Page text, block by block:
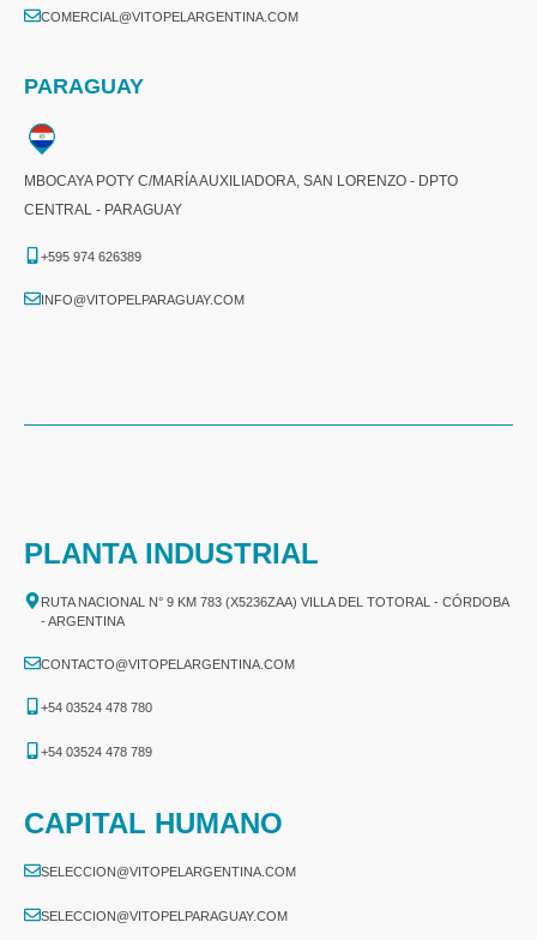
COMERCIAL@VITOPELARGENTINA.COM​
PARAGUAY
MBOCAYA POTY C/MARÍA AUXILIADORA, SAN LORENZO - DPTO
CENTRAL - PARAGUAY
+595 974 626389
INFO@VITOPELPARAGUAY.COM
PLANTA INDUSTRIAL
RUTA NACIONAL N° 9 KM 783 (X5236ZAA) VILLA DEL TOTORAL - CÓRDOBA
- ARGENTINA
CONTACTO@VITOPELARGENTINA.COM
+54 03524 478 780​
+54 03524 478 789​
CAPITAL HUMANO
SELECCION@VITOPELARGENTINA.COM
SELECCION@VITOPELPARAGUAY.COM